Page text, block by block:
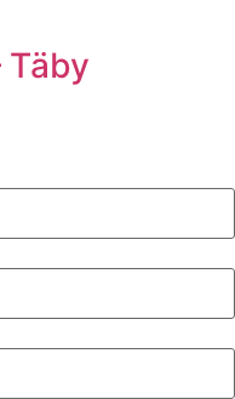
Täby